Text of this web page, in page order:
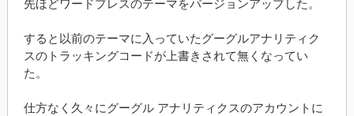
先ほどワードプレスのテーマをバージョンアップした。
すると以前のテーマに入っていたグーグルアナリティク
スのトラッキングコードが上書きされて無くなってい
た。
仕方なく久々にグーグル アナリティクスのアカウントに